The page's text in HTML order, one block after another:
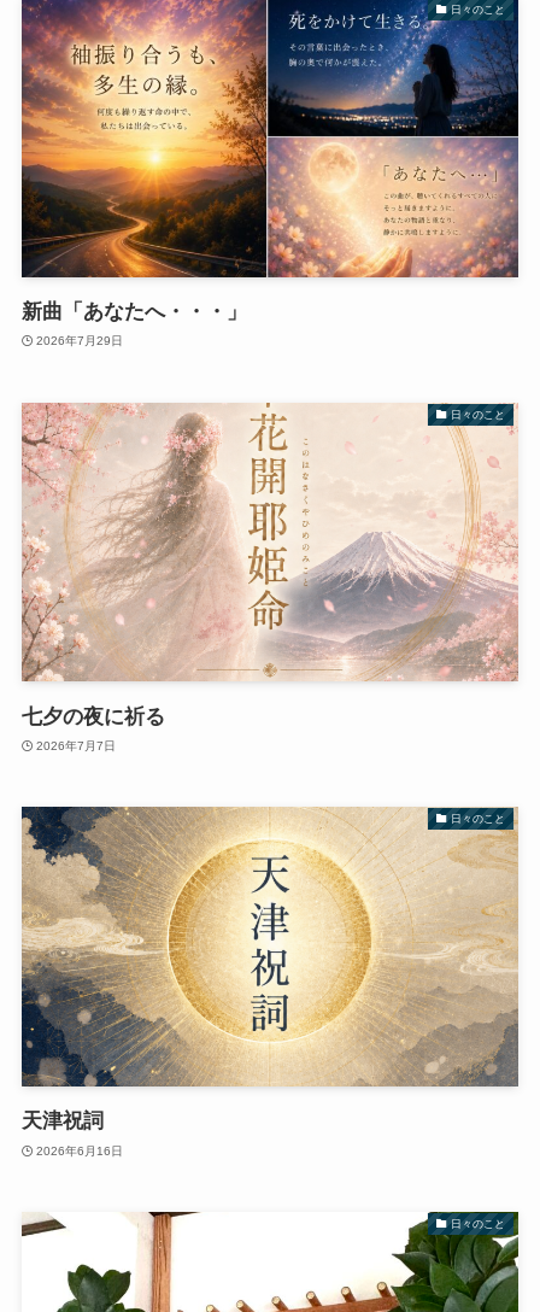
日々のこと
新曲「あなたへ・・・」
2026年7月29日
日々のこと
七夕の夜に祈る
2026年7月7日
日々のこと
天津祝詞
2026年6月16日
日々のこと